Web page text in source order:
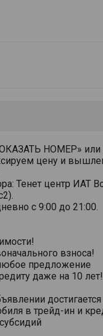
НОМЕР» или
цену и
Тенет центр ИАТ
с 9:00 до 21:00.
взноса!
предложение
даже на 10 лет!
в трейд-ин и